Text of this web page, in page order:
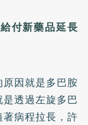
付新藥品延長
因就是多巴胺
透過左旋多巴
病程拉長，許